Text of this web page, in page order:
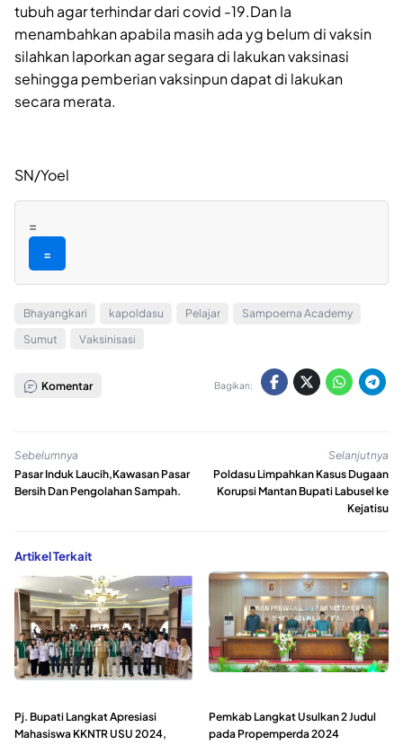
tubuh agar terhindar dari covid -19.Dan Ia
menambahkan apabila masih ada yg belum di vaksin
silahkan laporkan agar segara di lakukan vaksinasi
sehingga pemberian vaksinpun dapat di lakukan
secara merata.
SN/Yoel
=
=
Bhayangkari kapoldasu Pelajar
Sampoerna Academy
Sumut
Vaksinisasi
Komentar Bagikan:
Sebelumnya
Pasar Induk Laucih,Kawasan Pasar
Bersih Dan Pengolahan Sampah.
Selanjutnya
Poldasu Limpahkan Kasus Dugaan
Korupsi Mantan Bupati Labusel ke
Kejatisu
Artikel Terkait
Pj. Bupati Langkat Apresiasi
Mahasiswa KKNTR USU 2024,
Pemkab Langkat Usulkan 2 Judul
pada Propemperda 2024